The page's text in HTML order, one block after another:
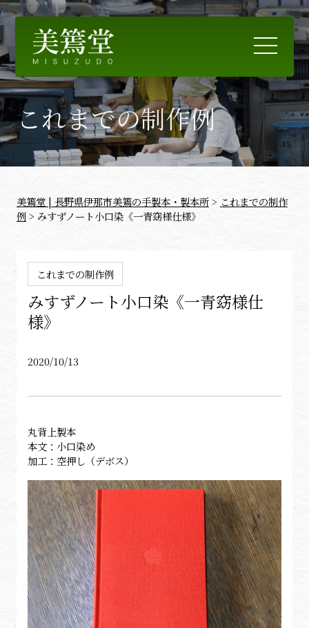
お知らせ
製本のお見積り
これまでの制作例
美篶堂について
お問合せ
これまでの制作例
美篶堂 | 長野県伊那市美篶の手製本・製本所> これまでの制作
例> みすずノート小口染《一青窈様仕様》
これまでの制作例
みすずノート小口染《一青窈様仕
様》
2020/10/13
丸背上製本
本文：小口染め
加工：空押し（デボス）